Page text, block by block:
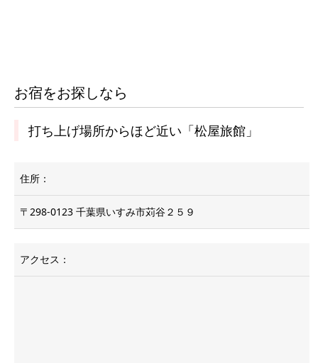
お宿をお探しなら
打ち上げ場所からほど近い「松屋旅館」
住所：
〒298-0123 千葉県いすみ市苅谷２５９
アクセス：